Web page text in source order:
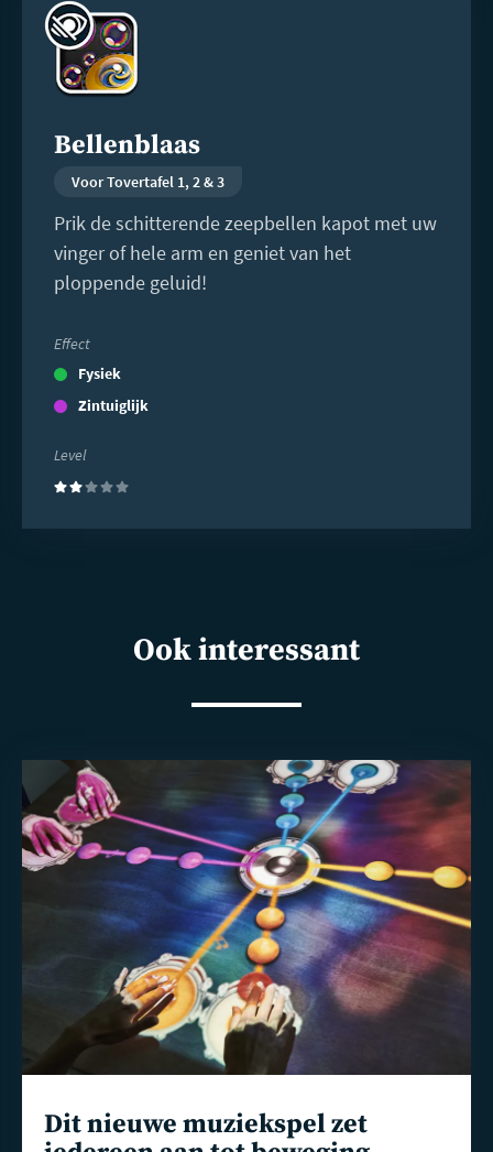
Bellenblaas
Voor Tovertafel 1, 2 & 3
Prik de schitterende zeepbellen kapot met uw
vinger of hele arm en geniet van het
ploppende geluid!
Effect
Fysiek
Zintuiglijk
Level
(2)
meer
Ook interessant
Dit nieuwe muziekspel zet
Lees
meer